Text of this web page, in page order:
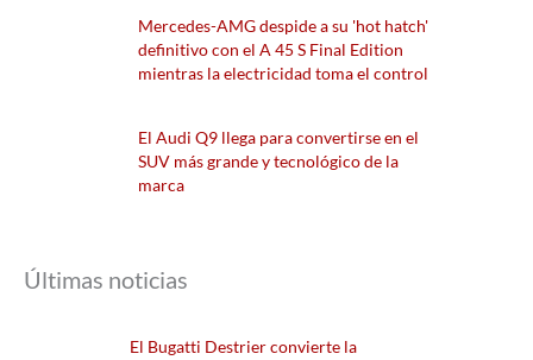
Mercedes-AMG despide a su 'hot hatch'
definitivo con el A 45 S Final Edition
mientras la electricidad toma el control
El Audi Q9 llega para convertirse en el
SUV más grande y tecnológico de la
marca
Últimas noticias
El Bugatti Destrier convierte la